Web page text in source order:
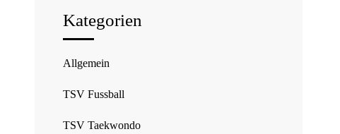
Kategorien
Allgemein
TSV Fussball
TSV Taekwondo